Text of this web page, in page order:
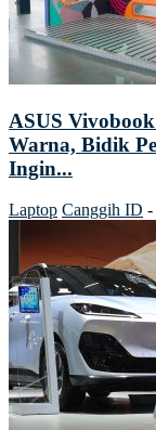
ASUS
Warna, Bidik
Ingin...
Laptop Canggih ID -